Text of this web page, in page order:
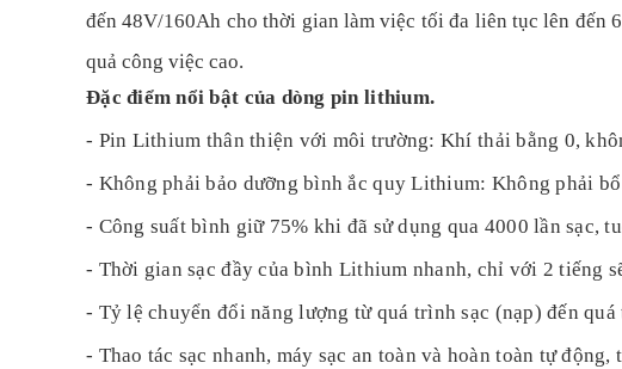
đến48V/160Ah cho thời gian làm việc tối đa liên tục lên đến
quả công việc cao.
Đặc điểm nổi bật của dòng pin lithium.
- Pin Lithium thân thiện với môi trường: Khí thải bằng 0,
- Không phải bảo dưỡng bình ắc quy Lithium: Không phải
- Công suất bình giữ 75% khi đã sử dụng qua 4000 lần sạc,
- Thời gian sạc đầy của bình Lithium nhanh, chỉ với 2 tiếng
- Tỷ lệ chuyển đổi năng lượng từ quá trình sạc (nạp) đến
- Thao tác sạc nhanh, máy sạc an toàn và hoàn toàn tự